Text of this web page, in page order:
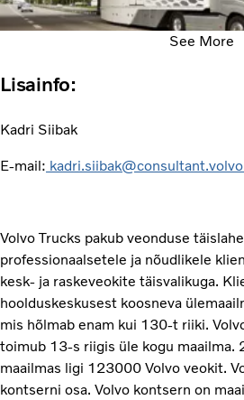
See More
Lisainfo:
Kadri Siibak
E-mail:
Volvo Trucks pakub veonduse
professionaalsetele ja nõudlikele
kesk- ja raskeveokite täisvalikuga.
hoolduskeskusest koosneva
mis hõlmab enam kui 130-t riiki.
toimub 13-s riigis üle kogu maailma.
maailmas ligi 123000 Volvo veokit.
kontserni osa. Volvo kontsern on